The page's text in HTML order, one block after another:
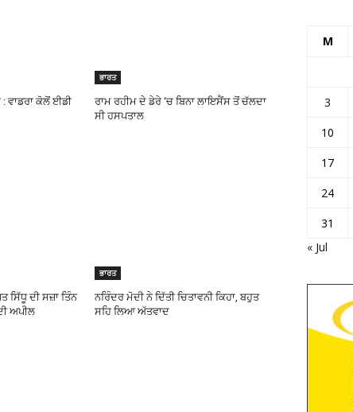
: ਵਾਡਰਾ ਕੋਲੋਂ ਈਡੀ
ਭਾਰਤ
ਰਾਮ ਰਹੀਮ ਦੇ ਡੇਰੇ ‘ਚ ਬਿਨਾ ਲਾਇਸੈਂਸ ਤੋਂ ਚੱਲਦਾ
ਸੀ ਹਸਪਤਾਲ
ਸਿੱਧੂ ਦੀ ਸਜ਼ਾ ਤਿੰਨ
ਅਪੀਲ
ਭਾਰਤ
ਨਰਿੰਦਰ ਮੋਦੀ ਨੇ ਦਿੱਤੀ ਚਿਤਾਵਨੀ ਕਿਹਾ, ਬਹੁਤ
ਸਹਿ ਲਿਆ ਅੱਤਵਾਦ
M
3
10
17
24
31
« Jul